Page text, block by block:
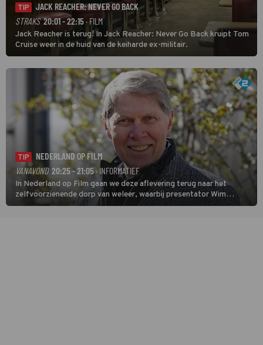
TIP
JACK REACHER: NEVER GO BACK
STRAKS 20:01 - 22:15· FILM
Jack Reacher is terug! In Jack Reacher: Never Go Back kruipt Tom
Cruise weer in de huid van de keiharde ex-militair.
TIP
NEDERLAND OP FILM
VANAVOND 20:25 - 21:05· INFORMATIEF
In Nederland op Film gaan we deze aflevering terug naar het
zelfvoorzienende dorp van weleer, waarbij presentator Wim
Daniëls de kijkers meeneemt op reis door de tijd aan de hand van